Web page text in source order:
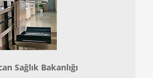
Sağlık Bakanlığı